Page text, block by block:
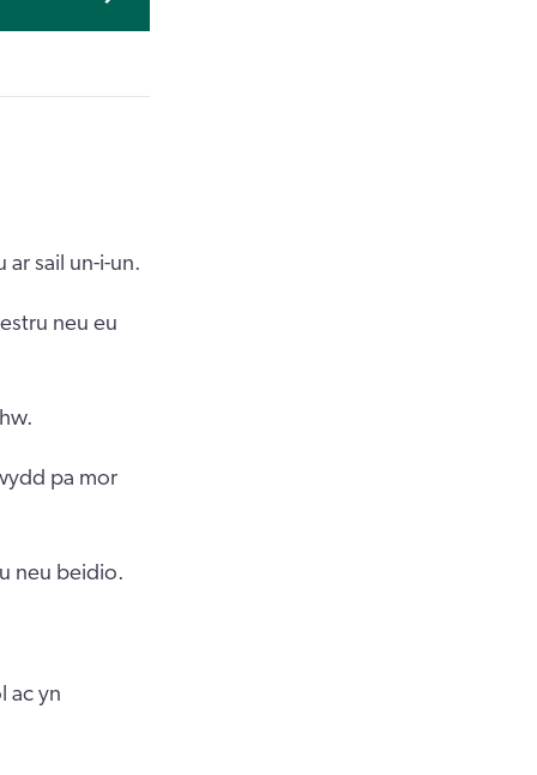
sail un-i-un.
neu eu
pa mor
neu beidio.
ac yn